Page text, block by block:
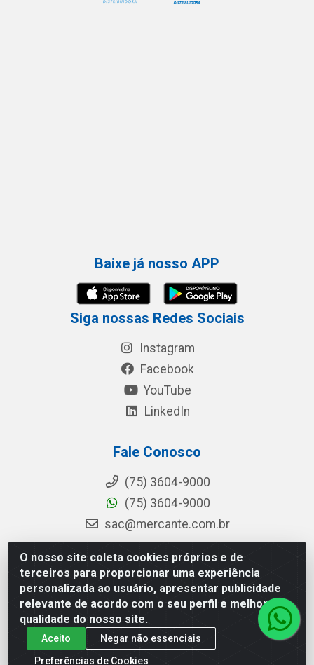
O nosso site coleta cookies próprios e de
terceiros para proporcionar uma experiência
personalizada ao usuário, apresentar publicidade
relevante de acordo com o seu perfil e melhorar a
qualidade do nosso site.
Aceito
Negar não essenciais
Preferências de Cookies
Baixe já nosso APP
Siga nossas Redes Sociais
Instagram
Facebook
YouTube
LinkedIn
Fale Conosco
(75) 3604-9000
(75) 3604-9000
sac@mercante.com.br
Mercante Distribuidora - Rua Mercante, 699 - Aviário, Feira de
Santana/BA - CEP 44.096-218 - CNPJ 96.755.848/0001-08